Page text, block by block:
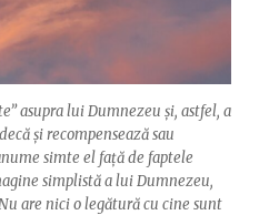
asupra lui Dumnezeu și, astfel, a
și recompensează sau
simte el față de faptele
simplistă a lui Dumnezeu,
are nici o legătură cu cine sunt